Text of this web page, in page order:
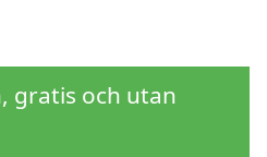
gratis och utan